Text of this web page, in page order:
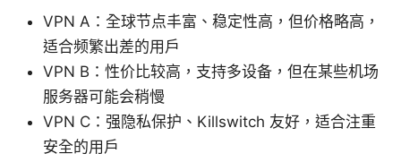
VPN A：全球节点丰富、稳定性高，但价格略高，
适合频繁出差的用户
VPN B：性价比较高，支持多设备，但在某些机场
服务器可能会稍慢
VPN C：强隐私保护、Killswitch 友好，适合注重
安全的用户